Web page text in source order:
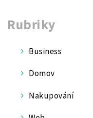
Rubriky
Business
Domov
Nakupování